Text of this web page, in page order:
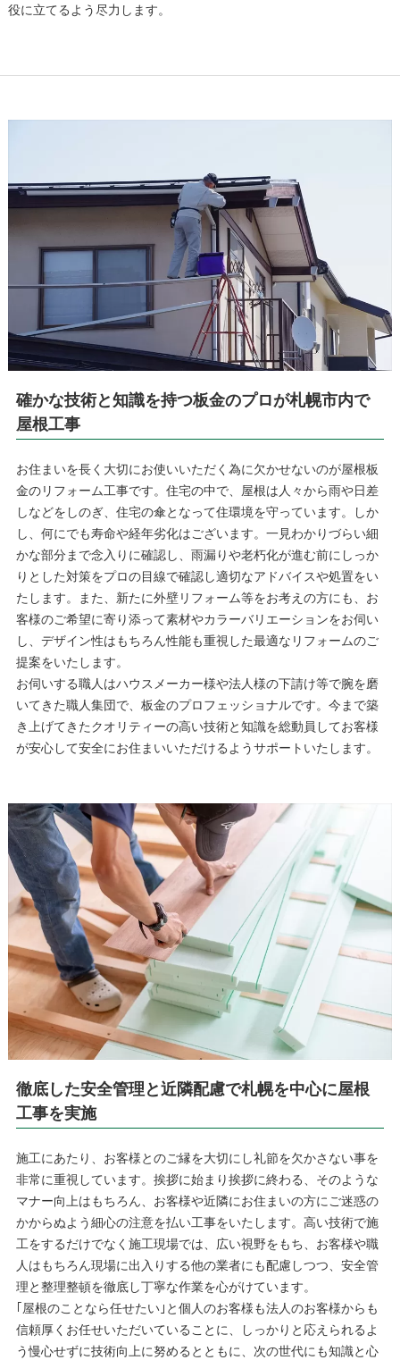
役に立てるよう尽力します。
確かな技術と知識を持つ板金のプロが札幌市内で
屋根工事
お住まいを長く大切にお使いいただく為に欠かせないのが屋根板
金のリフォーム工事です。住宅の中で、屋根は人々から雨や日差
しなどをしのぎ、住宅の傘となって住環境を守っています。しか
し、何にでも寿命や経年劣化はございます。一見わかりづらい細
かな部分まで念入りに確認し、雨漏りや老朽化が進む前にしっか
りとした対策をプロの目線で確認し適切なアドバイスや処置をい
たします。また、新たに外壁リフォーム等をお考えの方にも、お
客様のご希望に寄り添って素材やカラーバリエーションをお伺い
し、デザイン性はもちろん性能も重視した最適なリフォームのご
提案をいたします。
お伺いする職人はハウスメーカー様や法人様の下請け等で腕を磨
いてきた職人集団で、板金のプロフェッショナルです。今まで築
き上げてきたクオリティーの高い技術と知識を総動員してお客様
が安心して安全にお住まいいただけるようサポートいたします。
徹底した安全管理と近隣配慮で札幌を中心に屋根
工事を実施
施工にあたり、お客様とのご縁を大切にし礼節を欠かさない事を
非常に重視しています。挨拶に始まり挨拶に終わる、そのような
マナー向上はもちろん、お客様や近隣にお住まいの方にご迷惑の
かからぬよう細心の注意を払い工事をいたします。高い技術で施
工をするだけでなく施工現場では、広い視野をもち、お客様や職
人はもちろん現場に出入りする他の業者にも配慮しつつ、安全管
理と整理整頓を徹底し丁寧な作業を心がけています。
｢屋根のことなら任せたい｣と個人のお客様も法人のお客様からも
信頼厚くお任せいただいていることに、しっかりと応えられるよ
う慢心せずに技術向上に努めるとともに、次の世代にも知識と心